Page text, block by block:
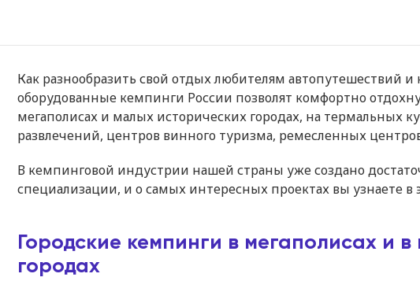
Как разнообразить свой отдых любителям автопутешествий
оборудованные кемпинги России позволят комфортно
мегаполисах и малых исторических городах, на термальных
развлечений, центров винного туризма, ремесленных
В кемпинговой индустрии нашей страны уже создано
специализации, и о самых интересных проектах вы узнаете в
Городские кемпинги в мегаполисах и
городах